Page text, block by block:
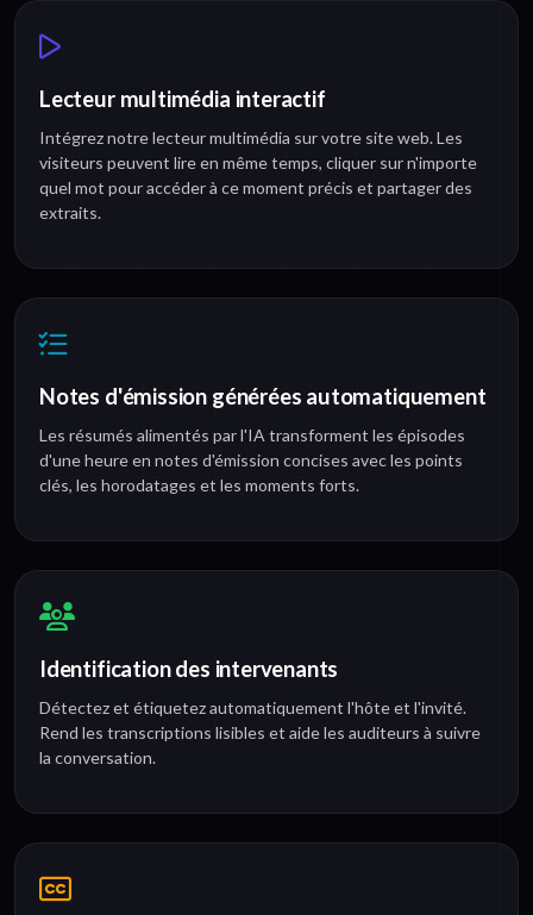
Lecteur multimédia interactif
Intégrez notre lecteur multimédia sur votre site web. Les
visiteurs peuvent lire en même temps, cliquer sur n'importe
quel mot pour accéder à ce moment précis et partager des
extraits.
Notes d'émission générées automatiquement
Les résumés alimentés par l'IA transforment les épisodes
d'une heure en notes d'émission concises avec les points
clés, les horodatages et les moments forts.
Identification des intervenants
Détectez et étiquetez automatiquement l'hôte et l'invité.
Rend les transcriptions lisibles et aide les auditeurs à suivre
la conversation.